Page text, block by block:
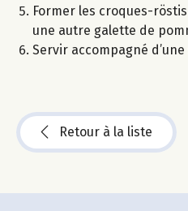
Former les croques-
une autre galette de
Servir accompagné
Retour à la liste